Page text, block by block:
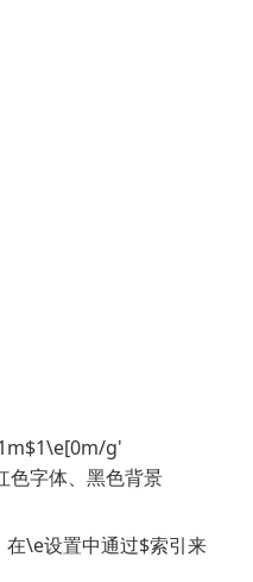
g'
色字体、黑色背景
\e设置中通过$索引来